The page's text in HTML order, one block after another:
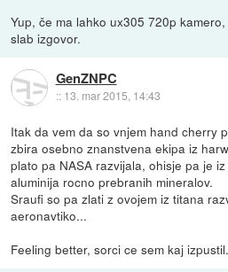
Yup, če ma lahko ux305 720p
slab izgovor.
GenZNPC
:: 13. mar 2015, 14:43
Itak da vem da so vnjem hand cherry
zbira osebno znanstvena ekipa iz
plato pa NASA razvijala, ohisje pa je
aluminija rocno prebranih mineralov.
Sraufi so pa zlati z ovojem iz titana
aeronavtiko...
Feeling better, sorci ce sem kaj